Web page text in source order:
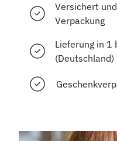
Versichert
Verpackung
Lieferung in 1
(Deutschland)